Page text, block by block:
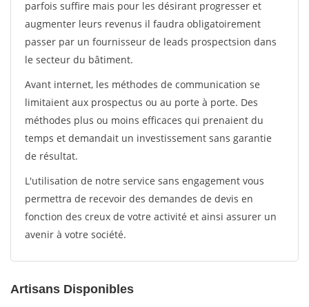
parfois suffire mais pour les désirant progresser et
augmenter leurs revenus il faudra obligatoirement
passer par un fournisseur de leads prospectsion dans
le secteur du bâtiment.
Avant internet, les méthodes de communication se
limitaient aux prospectus ou au porte à porte. Des
méthodes plus ou moins efficaces qui prenaient du
temps et demandait un investissement sans garantie
de résultat.
L'utilisation de notre service sans engagement vous
permettra de recevoir des demandes de devis en
fonction des creux de votre activité et ainsi assurer un
avenir à votre société.
Artisans Disponibles